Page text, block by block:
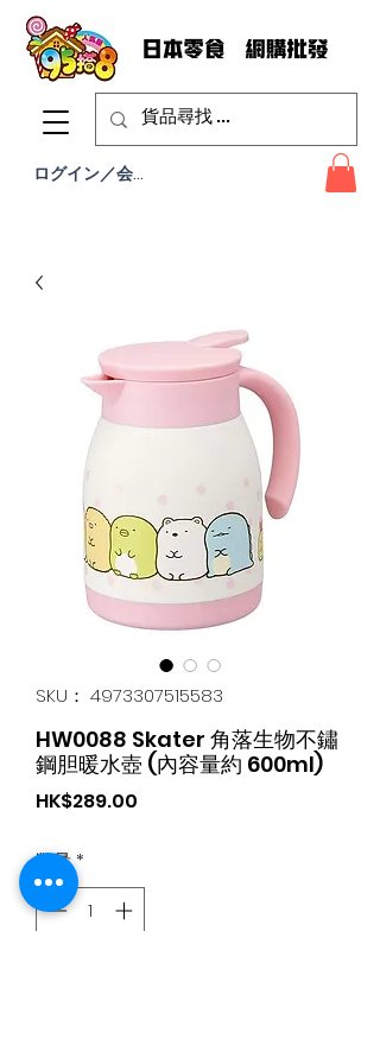
ログイン／会員登録
SKU： 4973307515583
HW0088 Skater 角落生物不鏽
鋼胆暖水壺 (內容量約 600ml)
HK$289.00
数量*